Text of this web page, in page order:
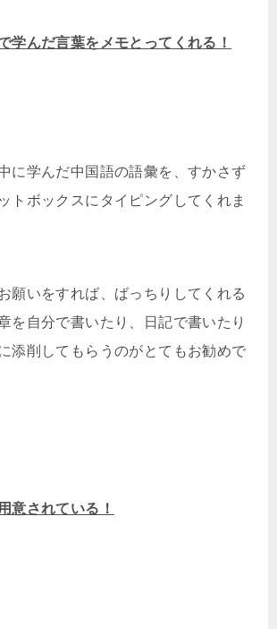
学んだ言葉をメモとってくれる！
に学んだ中国語の語彙を、すかさず
トボックスにタイピングしてくれま
願いをすれば、ばっちりしてくれる
を自分で書いたり、日記で書いたり
添削してもらうのがとてもお勧めで
意されている！